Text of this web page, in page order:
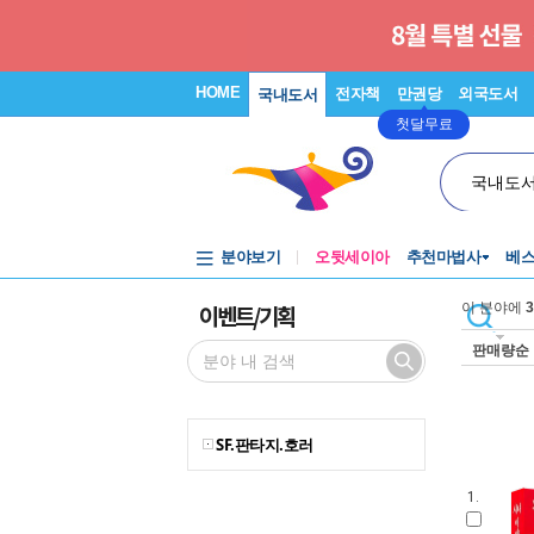
HOME 국내도서 전자책 만권당
첫달무료
외국도서
국내도
분야보기 오뒷세이아 추천마법사 베
이벤트/기획
SF.판타지.호러
이 분야에
판매량순
1.